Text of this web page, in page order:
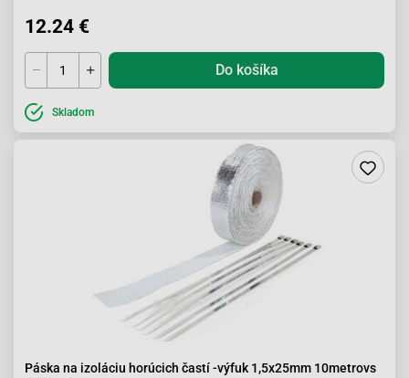
12.24 €
Do košíka
Skladom
Páska na izoláciu horúcich častí -výfuk 1,5x25mm 10metrovs